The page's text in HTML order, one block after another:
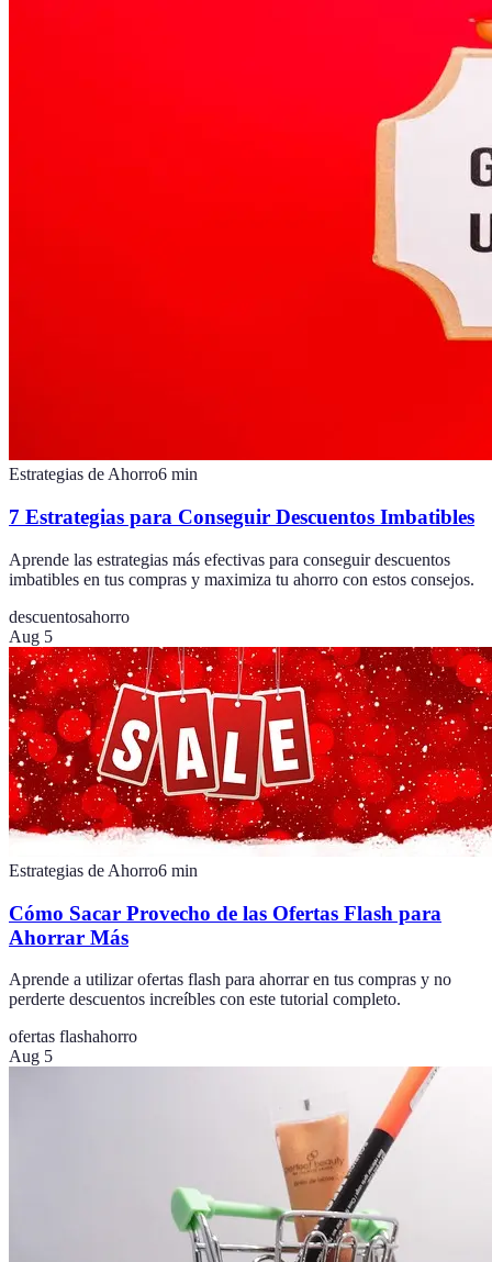
Estrategias de Ahorro6 min
7 Estrategias para Conseguir Descuentos Imbatibles
Aprende las estrategias más efectivas para conseguir descuentos
imbatibles en tus compras y maximiza tu ahorro con estos consejos.
descuentosahorro
Aug 5
Estrategias de Ahorro6 min
Cómo Sacar Provecho de las Ofertas Flash para
Ahorrar Más
Aprende a utilizar ofertas flash para ahorrar en tus compras y no
perderte descuentos increíbles con este tutorial completo.
ofertas flashahorro
Aug 5